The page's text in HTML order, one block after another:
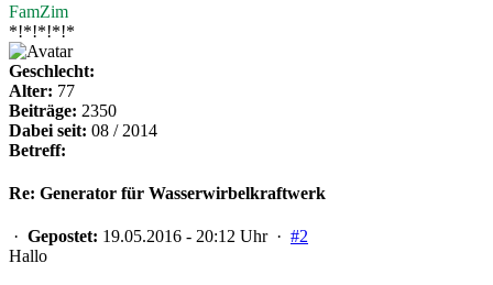
FamZim
*!*!*!*!*
Geschlecht:
Alter: 77
Beiträge: 2350
Dabei seit: 08 / 2014
Betreff:
Re: Generator für Wasserwirbelkraftwerk
· Gepostet: 19.05.2016 - 20:12 Uhr · #2
Hallo